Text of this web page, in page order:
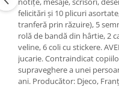
felicitări și 10 plicuri
tranferă prin răzuire), 5
rolă de bandă din hârtie, 2
veline, 6 coli cu stickere.
jucarie. Contraindicat
supraveghere a unei
ani. Producător: Djeco,